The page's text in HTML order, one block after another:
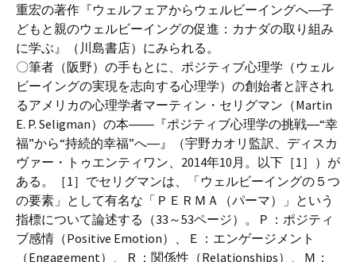
重宏の著作『ウェルフェアからウェルビーイングへ―子
どもと親のウェルビーイングの促進：カナダの取り組み
に学ぶ』（川島書店）にみられる。
〇筆者（阪野）の手もとに、ポジティブ心理学（ウェル
ビーイングの実現を志向する心理学）の創始者と評され
るアメリカの心理学者マーティン・セリグマン（Martin
E. P. Seligman）の本――『ポジティブ心理学の挑戦―“幸
福”から“持続的幸福”へ―』（宇野カオリ監訳、ディスカ
ヴァー・トゥエンティワン、2014年10月。以下［1］）が
ある。［1］でセリグマンは、「ウェルビーイングの５つ
の要素」として有名な「ＰＥＲＭＡ（パーマ）」という
指標について論述する（33～53ページ）。Ｐ：ポジティ
ブ感情（Positive Emotion）、Ｅ：エンゲージメント
（Engagement）、Ｒ：関係性（Relationships）、Ｍ：